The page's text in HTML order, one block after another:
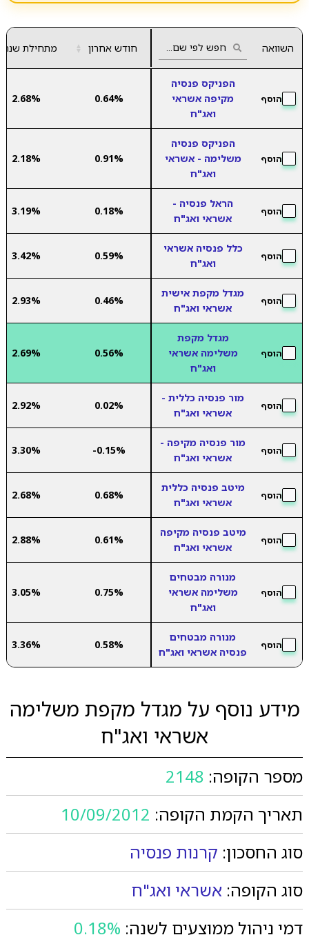
השוואה חודש אחרון ▲
▼ מתחילת שנה
הוסף
הפניקס פנסיה
מקיפה אשראי
ואג"ח
0.64%
2.68%
הוסף
הפניקס פנסיה
משלימה - אשראי
ואג"ח
0.91%
2.18%
הוסף
הראל פנסיה -
אשראי ואג"ח
0.18%
3.19%
הוסף
כלל פנסיה אשראי
ואג"ח
0.59%
3.42%
הוסף
מגדל מקפת אישית
אשראי ואג"ח
0.46%
2.93%
הוסף
מגדל מקפת
משלימה אשראי
ואג"ח
0.56%
2.69%
הוסף
מור פנסיה כללית -
אשראי ואג"ח
0.02%
2.92%
הוסף
מור פנסיה מקיפה -
אשראי ואג"ח
-0.15%
3.30%
הוסף
מיטב פנסיה כללית
אשראי ואג"ח
0.68%
2.68%
הוסף
מיטב פנסיה מקיפה
אשראי ואג"ח
0.61%
2.88%
הוסף
מנורה מבטחים
משלימה אשראי
ואג"ח
0.75%
3.05%
הוסף
מנורה מבטחים
פנסיה אשראי ואג"ח
0.58%
3.36%
מידע נוסף על מגדל מקפת משלימה
אשראי ואג"ח
מספר הקופה: 2148
תאריך הקמת הקופה: 10/09/2012
סוג החסכון: קרנות פנסיה
סוג הקופה: אשראי ואג"ח
דמי ניהול ממוצעים לשנה: 0.18%